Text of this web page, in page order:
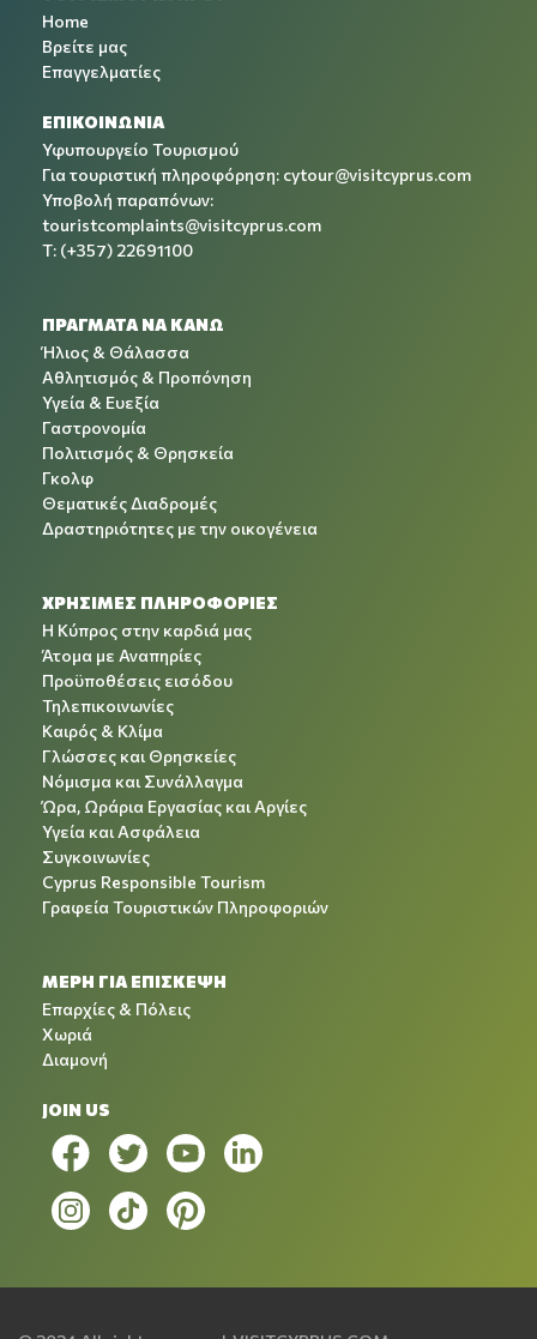
Home
Βρείτε μας
Επαγγελματίες
ΕΠΙΚΟΙΝΩΝΙΑ
Υφυπουργείο Τουρισμού
Για τουριστική πληροφόρηση: cytour@visitcyprus.com
Υποβολή παραπόνων:
touristcomplaints@visitcyprus.com
T: (+357) 22691100
ΠΡΑΓΜΑΤΑ ΝΑ ΚΑΝΩ
Ήλιος & Θάλασσα
Αθλητισμός & Προπόνηση
Υγεία & Ευεξία
Γαστρονομία
Πολιτισμός & Θρησκεία
Γκολφ
Θεματικές Διαδρομές
Δραστηριότητες με την οικογένεια
ΧΡΉΣΙΜΕΣ ΠΛΗΡΟΦΟΡΊΕΣ
Η Κύπρος στην καρδιά μας
Άτομα με Αναπηρίες
Προϋποθέσεις εισόδου
Τηλεπικοινωνίες
Καιρός & Κλίμα
Γλώσσες και Θρησκείες
Νόμισμα και Συνάλλαγμα
Ώρα, Ωράρια Εργασίας και Αργίες
Υγεία και Ασφάλεια
Συγκοινωνίες
Cyprus Responsible Tourism
Γραφεία Τουριστικών Πληροφοριών
ΜΕΡΗ ΓΙΑ ΕΠΙΣΚΕΨΗ
Επαρχίες & Πόλεις
Χωριά
Διαμονή
JOIN US